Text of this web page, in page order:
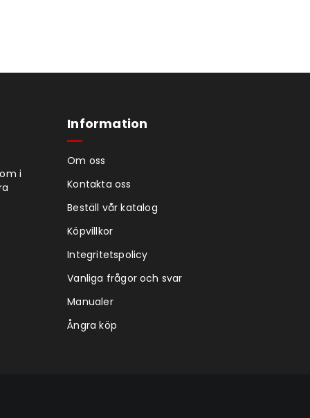
i
Information
Om oss
Kontakta oss
Beställ vår katalog
Köpvillkor
Integritetspolicy
Vanliga frågor och svar
Manualer
Ångra köp